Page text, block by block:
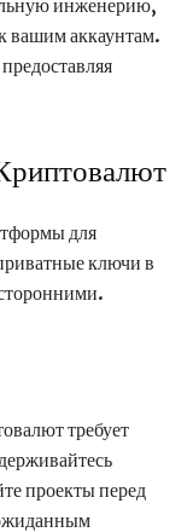
инженерию,
вашим аккаунтам.
для
ключи в
требует
проекты перед